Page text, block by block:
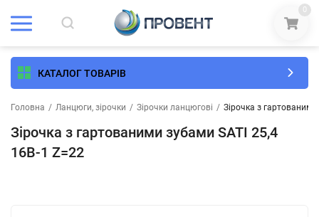
0
КАТАЛОГ ТОВАРІВ
Головна / Ланцюги, зірочки / Зірочки ланцюгові / Зірочка з
Зірочка з гартованими зубами SATI 25,4
16B-1 Z=22